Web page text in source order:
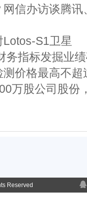
信办访谈腾
S1卫星
务指标发掘业
价格最高不超
万股公司股份
Reserved